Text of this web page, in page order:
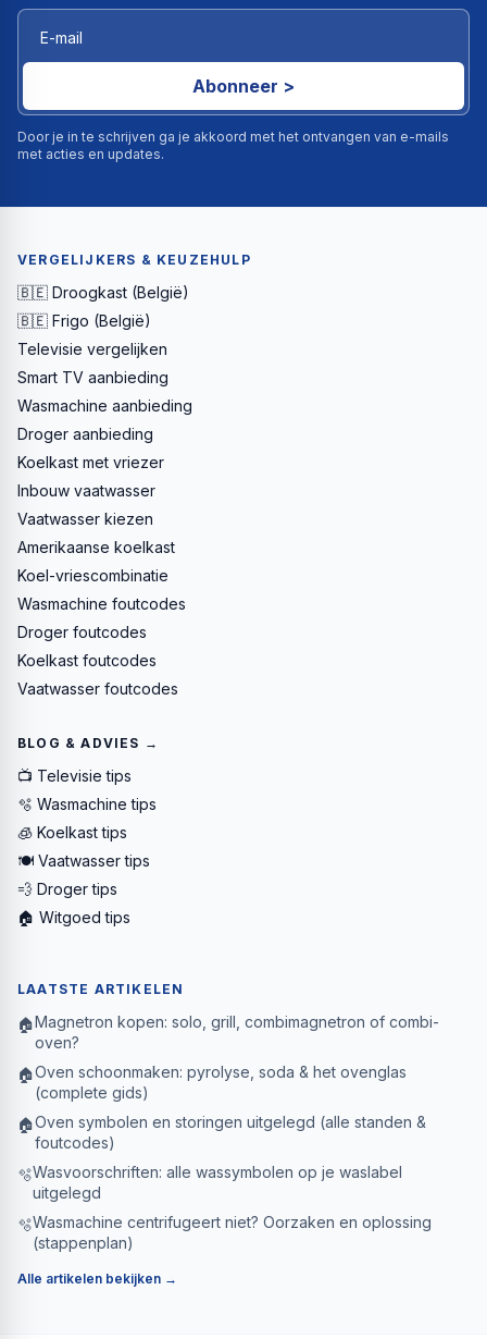
Abonneer >
Door je in te schrijven ga je akkoord met het ontvangen van e-mails
met acties en updates.
VERGELIJKERS & KEUZEHULP
🇧🇪 Droogkast (België)
🇧🇪 Frigo (België)
Televisie vergelijken
Smart TV aanbieding
Wasmachine aanbieding
Droger aanbieding
Koelkast met vriezer
Inbouw vaatwasser
Vaatwasser kiezen
Amerikaanse koelkast
Koel-vriescombinatie
Wasmachine foutcodes
Droger foutcodes
Koelkast foutcodes
Vaatwasser foutcodes
BLOG & ADVIES →
📺 Televisie tips
🫧 Wasmachine tips
🧊 Koelkast tips
🍽️ Vaatwasser tips
💨 Droger tips
🏠 Witgoed tips
LAATSTE ARTIKELEN
🏠Magnetron kopen: solo, grill, combimagnetron of combi-
oven?
🏠Oven schoonmaken: pyrolyse, soda & het ovenglas
(complete gids)
🏠Oven symbolen en storingen uitgelegd (alle standen &
foutcodes)
🫧Wasvoorschriften: alle wassymbolen op je waslabel
uitgelegd
🫧Wasmachine centrifugeert niet? Oorzaken en oplossing
(stappenplan)
Alle artikelen bekijken →